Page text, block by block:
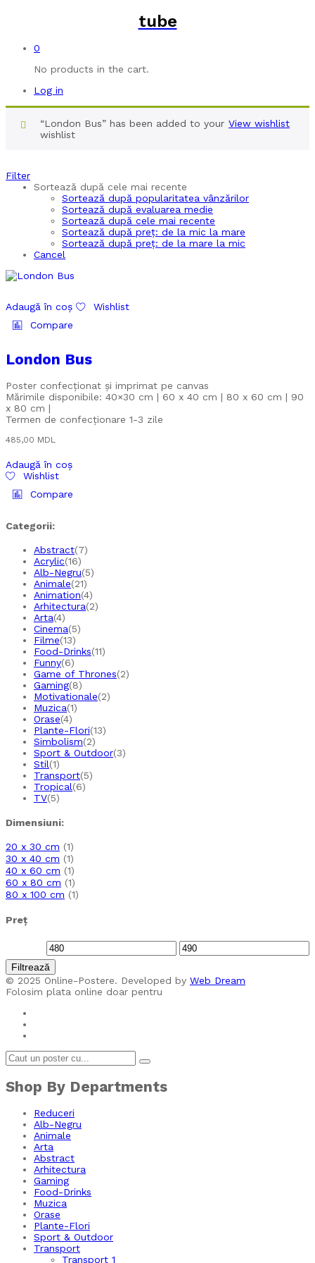
tube
0
No products in the cart.
Log in
View wishlist
“London Bus” has been added to your
wishlist
Filter
Sortează după cele mai recente
Sortează după popularitatea vânzărilor
Sortează după evaluarea medie
Sortează după cele mai recente
Sortează după preț: de la mic la mare
Sortează după preț: de la mare la mic
Cancel
Adaugă în coș
Wishlist
Compare
London Bus
Poster confecționat și imprimat pe canvas
Mărimile disponibile: 40×30 cm | 60 x 40 cm | 80 x 60 cm | 90
x 80 cm |
Termen de confecționare 1-3 zile
485,00 MDL
Adaugă în coș
Wishlist
Compare
Categorii:
Abstract(7)
Acrylic(16)
Alb-Negru(5)
Animale(21)
Animation(4)
Arhitectura(2)
Arta(4)
Cinema(5)
Filme(13)
Food-Drinks(11)
Funny(6)
Game of Thrones(2)
Gaming(8)
Motivationale(2)
Muzica(1)
Orase(4)
Plante-Flori(13)
Simbolism(2)
Sport & Outdoor(3)
Stil(1)
Transport(5)
Tropical(6)
TV(5)
Dimensiuni:
20 x 30 cm (1)
30 x 40 cm (1)
40 x 60 cm (1)
60 x 80 cm (1)
80 x 100 cm (1)
Preț
Preț
minim
Preț
Filtrează
© 2025 Online-Postere. Developed by Web Dream
Folosim plata online doar pentru
Shop By Departments
Reduceri
Alb-Negru
Animale
Arta
Abstract
Arhitectura
Gaming
Food-Drinks
Muzica
Orase
Plante-Flori
Sport & Outdoor
Transport
Transport 1